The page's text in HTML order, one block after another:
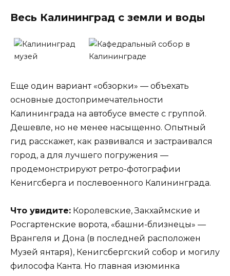
Весь Калининград с земли и воды
Еще один вариант «обзорки» — объехать
основные достопримечательности
Калининграда на автобусе вместе с группой.
Дешевле, но не менее насыщенно. Опытный
гид расскажет, как развивался и застраивался
город, а для лучшего погружения —
продемонстрируют ретро-фотографии
Кенигсберга и послевоенного Калининграда.
Что увидите: Королевские, Закхаймские и
Росгартенские ворота, «башни-близнецы» —
Врангеля и Дона (в последней расположен
Музей янтаря), Кенигсбергский собор и могилу
философа Канта. Но главная изюминка